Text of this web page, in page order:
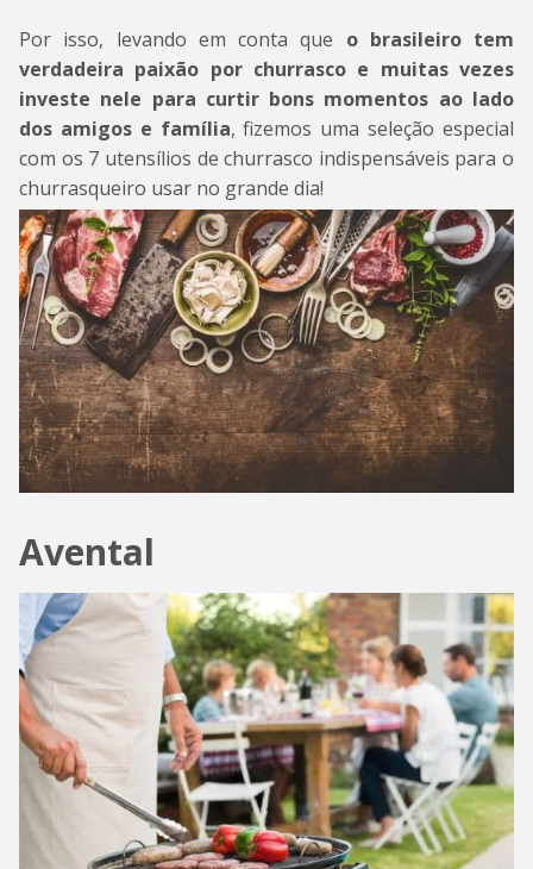
Por isso, levando em conta que o brasileiro tem
verdadeira paixão por churrasco e muitas vezes
investe nele para curtir bons momentos ao lado
dos amigos e família, fizemos uma seleção especial
com os 7 utensílios de churrasco indispensáveis para o
churrasqueiro usar no grande dia!
Avental